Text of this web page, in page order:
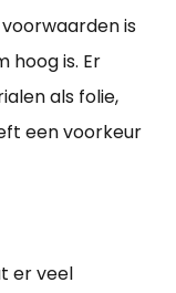
is
hoog is. Er
als folie,
een voorkeur
er veel